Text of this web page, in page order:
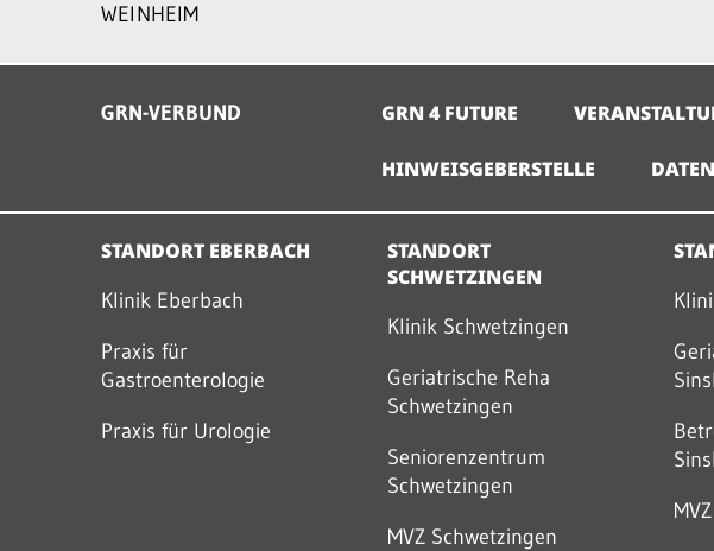
WEINHEIM
GRN-VERBUND GRN 4 FUTURE
HINWEISGEBERSTELLE
STANDORT EBERBACH
Klinik Eberbach
Praxis für
Gastroenterologie
Praxis für Urologie
STANDORT
SCHWETZINGEN
Klinik Schwetzingen
Geriatrische Reha
Schwetzingen
Seniorenzentrum
Schwetzingen
MVZ Schwetzingen